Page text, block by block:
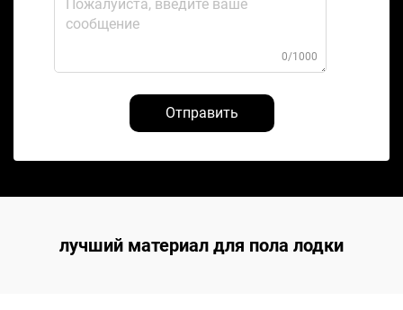
0/1000
Отправить
лучший материал для пола лодки